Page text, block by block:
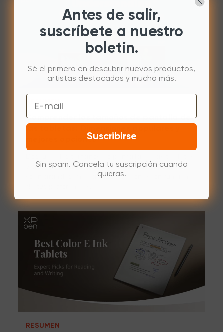
RESUMEN
Comprender los tamaños de pantalla de
mejores opciones
y descubre las mejores opciones disponibles, ya
sean grandes, medianas o pequeñas, en función
RESUMEN
Antes de salir,
suscríbete a nuestro
boletín.
Sé el primero en descubrir nuevos productos,
artistas destacados y mucho más.
Email
Suscribirse
Sin spam. Cancela tu suscripción cuando
quieras.